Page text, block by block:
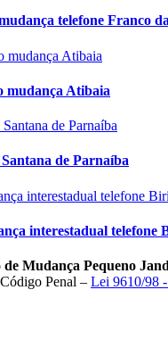
telefone Franco
mudança Atibaia
de Parnaíba
interestadual
Mudança Pequeno
Penal – Lei 9610/98